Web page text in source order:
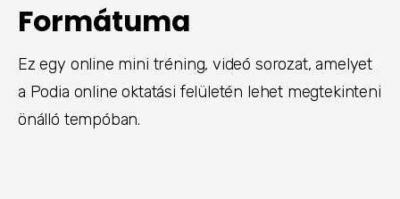
Formátuma
Ez egy online mini tréning, videó sorozat, amelyet
a Podia online oktatási felületén lehet megtekinteni
önálló tempóban.